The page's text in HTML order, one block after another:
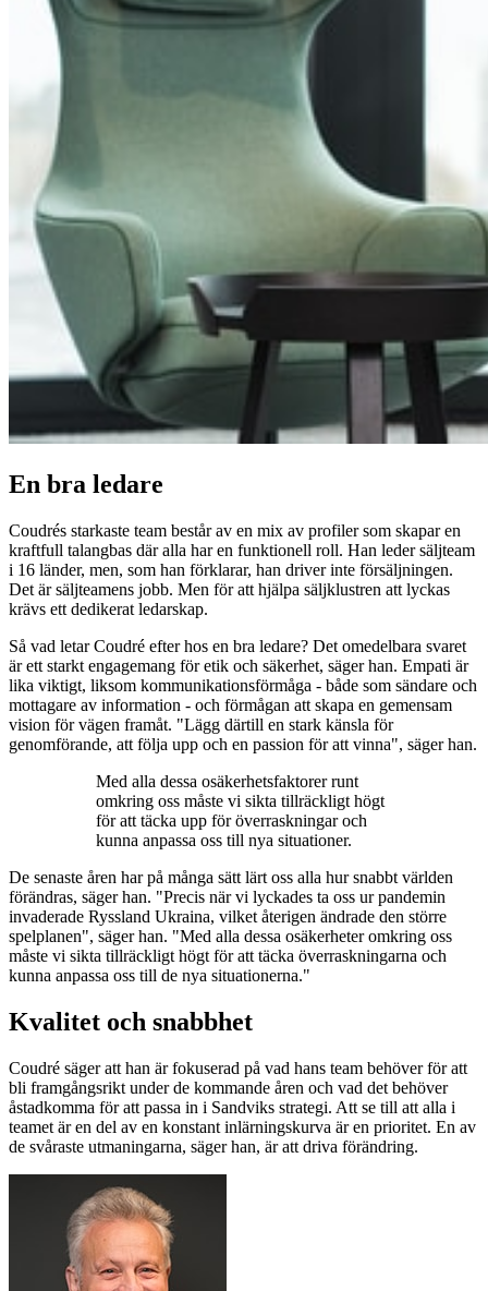
En bra ledare
Coudrés starkaste team består av en mix av profiler som skapar en
kraftfull talangbas där alla har en funktionell roll. Han leder säljteam
i 16 länder, men, som han förklarar, han driver inte försäljningen.
Det är säljteamens jobb. Men för att hjälpa säljklustren att lyckas
krävs ett dedikerat ledarskap.
Så vad letar Coudré efter hos en bra ledare? Det omedelbara svaret
är ett starkt engagemang för etik och säkerhet, säger han. Empati är
lika viktigt, liksom kommunikationsförmåga - både som sändare och
mottagare av information - och förmågan att skapa en gemensam
vision för vägen framåt. "Lägg därtill en stark känsla för
genomförande, att följa upp och en passion för att vinna", säger han.
Med alla dessa osäkerhetsfaktorer runt
omkring oss måste vi sikta tillräckligt högt
för att täcka upp för överraskningar och
kunna anpassa oss till nya situationer.
De senaste åren har på många sätt lärt oss alla hur snabbt världen
förändras, säger han. "Precis när vi lyckades ta oss ur pandemin
invaderade Ryssland Ukraina, vilket återigen ändrade den större
spelplanen", säger han. "Med alla dessa osäkerheter omkring oss
måste vi sikta tillräckligt högt för att täcka överraskningarna och
kunna anpassa oss till de nya situationerna."
Kvalitet och snabbhet
Coudré säger att han är fokuserad på vad hans team behöver för att
bli framgångsrikt under de kommande åren och vad det behöver
åstadkomma för att passa in i Sandviks strategi. Att se till att alla i
teamet är en del av en konstant inlärningskurva är en prioritet. En av
de svåraste utmaningarna, säger han, är att driva förändring.